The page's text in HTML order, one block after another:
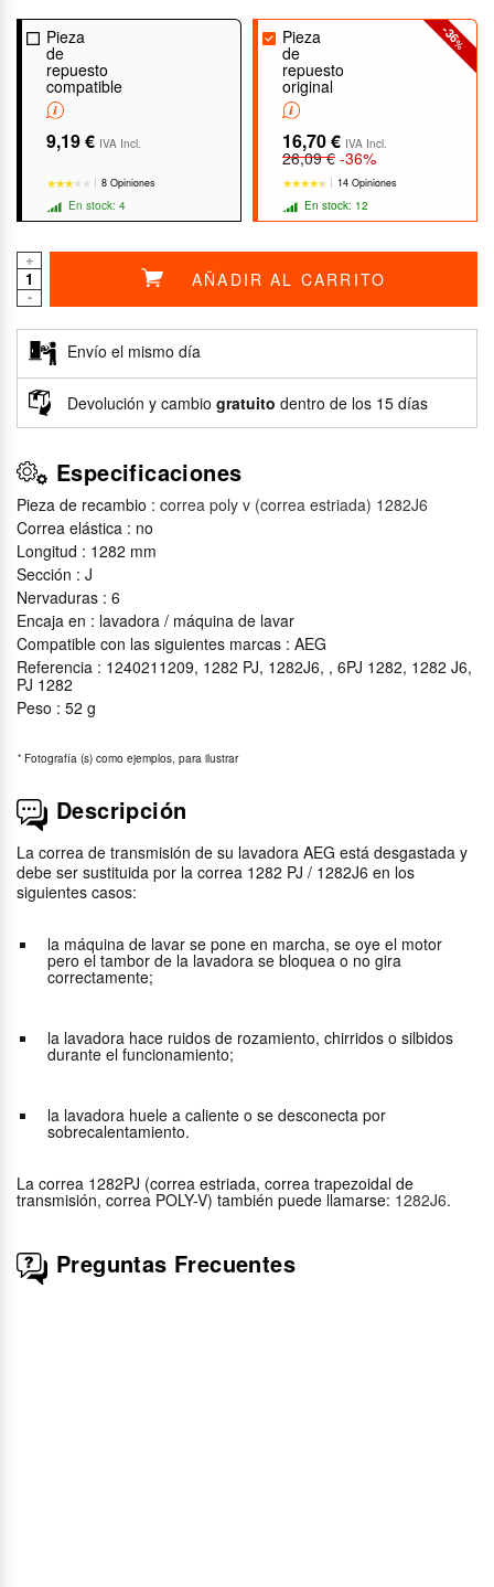
Pieza
de
repuesto
compatible
9,19 € IVA Incl.
8 Opiniones
En stock: 4
-36
%
Pieza
de
repuesto
original
16,70 € IVA Incl.
26,09 € -36%
14 Opiniones
En stock: 12
+
-
AÑADIR AL CARRITO
Envío el mismo día
Devolución y cambio gratuito dentro de los 15 días
Especificaciones
Pieza de recambio : correa poly v (correa estriada) 1282J6
Correa elástica : no
Longitud : 1282 mm
Sección : J
Nervaduras : 6
Encaja en : lavadora / máquina de lavar
Compatible con las siguientes marcas : AEG
Referencia : 1240211209, 1282 PJ, 1282J6, , 6PJ 1282, 1282 J6,
PJ 1282
Peso : 52 g
* Fotografía (s) como ejemplos, para ilustrar
Descripción
La correa de transmisión de su lavadora AEG está desgastada y
debe ser sustituida por la correa 1282 PJ / 1282J6 en los
siguientes casos:
la máquina de lavar se pone en marcha, se oye el motor
pero el tambor de la lavadora se bloquea o no gira
correctamente;
la lavadora hace ruidos de rozamiento, chirridos o silbidos
durante el funcionamiento;
la lavadora huele a caliente o se desconecta por
sobrecalentamiento.
La correa 1282PJ (correa estriada, correa trapezoidal de
transmisión, correa POLY-V) también puede llamarse: 1282J6.
Preguntas Frecuentes